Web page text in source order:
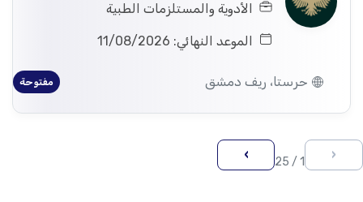
الأدوية والمستلزمات الطبية
الموعد النهائي: 11/08/2026
حرستا، ريف دمشق مفتوحة
‹
1 / 25
›